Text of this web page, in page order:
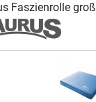
Faszienrolle groß